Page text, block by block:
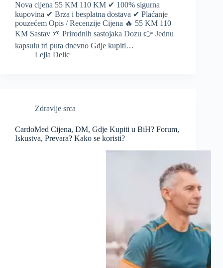
Nova cijena 55 KM 110 KM ✔ 100% sigurna
kupovina ✔ Brza i besplatna dostava ✔ Plaćanje
pouzećem Opis / Recenzije Cijena 🔥 55 KM 110
KM Sastav 🌱 Prirodnih sastojaka Dozu 👉 Jednu
kapsulu tri puta dnevno Gdje kupiti…
Lejla Delic
Zdravlje srca
CardoMed Cijena, DM, Gdje Kupiti u BiH? Forum,
Iskustva, Prevara? Kako se koristi?